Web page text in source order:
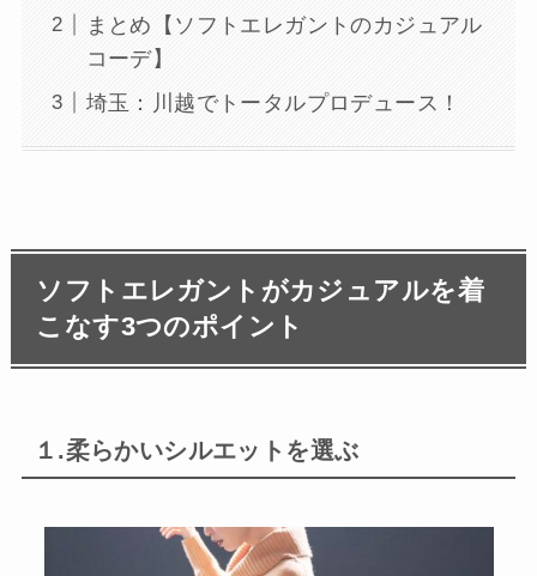
まとめ【ソフトエレガントのカジュアル
コーデ】
埼玉：川越でトータルプロデュース！
ソフトエレガントがカジュアルを着
こなす3つのポイント
１.柔らかいシルエットを選ぶ